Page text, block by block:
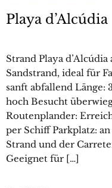
Playa d’Alcúdia
Strand Playa
Sandstrand, ideal für
sanft abfallend Länge:
hoch Besucht
Routenplander:
per Schiff Parkplatz:
Strand und der
Geeignet für […]